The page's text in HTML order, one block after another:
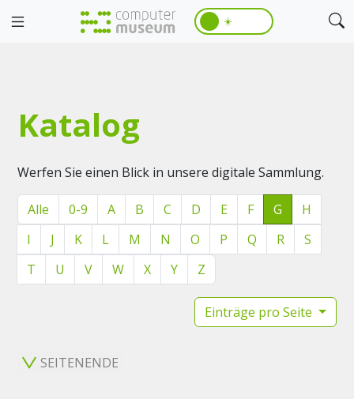
☀️
Katalog
Werfen Sie einen Blick in unsere digitale Sammlung.
Alle 0-9 A B C D E F G
H
I
J K L M N O P Q R
S
T
U V W X Y Z
Einträge pro Seite
SEITENENDE